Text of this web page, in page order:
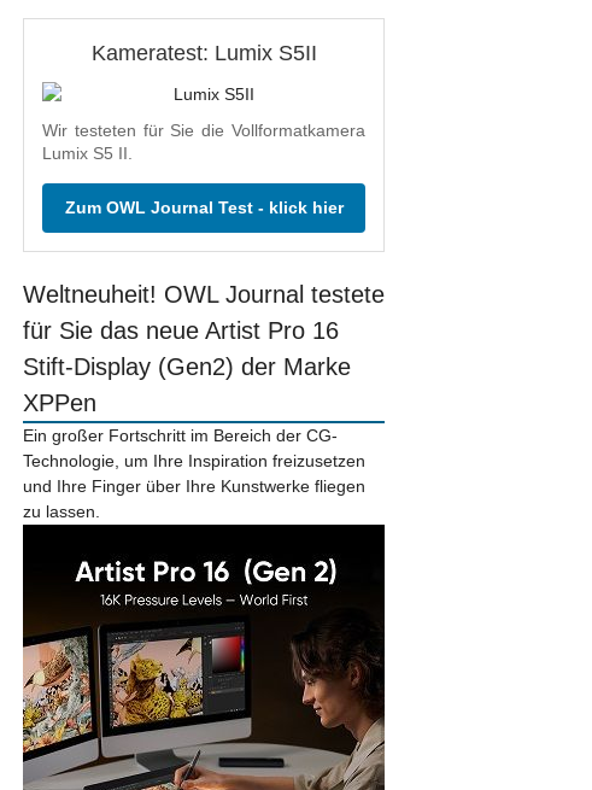
Kameratest: Lumix S5II
Wir testeten für Sie die Vollformatkamera
Lumix S5 II.
Zum OWL Journal Test - klick hier
Weltneuheit! OWL Journal testete
für Sie das neue Artist Pro 16
Stift-Display (Gen2) der Marke
XPPen
Ein großer Fortschritt im Bereich der CG-
Technologie, um Ihre Inspiration freizusetzen
und Ihre Finger über Ihre Kunstwerke fliegen
zu lassen.